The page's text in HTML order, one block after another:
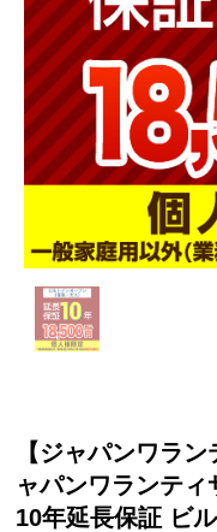
【ジャパンワラ
ャパンワランテ
10年延長保証 ビ